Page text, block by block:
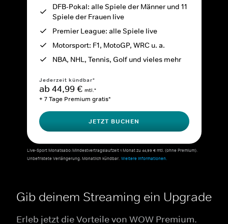
DFB-Pokal: alle Spiele der Männer und 11
Spiele der Frauen live
Premier League: alle Spiele live
Motorsport: F1, MotoGP, WRC u. a.
NBA, NHL, Tennis, Golf und vieles mehr
Jederzeit kündbar*
ab 44,99 € mtl.*
+ 7 Tage Premium gratis*
JETZT BUCHEN
Live-Sport Monatsabo: Mindestvertragslaufzeit 1 Monat zu 44,99 € mtl. (ohne Premium).
Unbefristete Verlängerung. Monatlich kündbar. Weitere Informationen.
Gib deinem Streaming ein Upgrade
Erleb jetzt die Vorteile von WOW Premium.